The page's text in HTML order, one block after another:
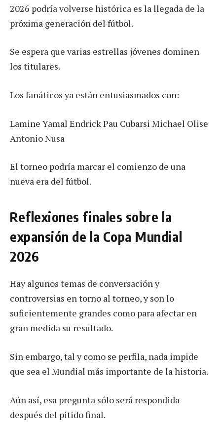
2026 podría volverse histórica es la llegada de la
próxima generación del fútbol.
Se espera que varias estrellas jóvenes dominen
los titulares.
Los fanáticos ya están entusiasmados con:
Lamine Yamal Endrick Pau Cubarsi Michael Olise
Antonio Nusa
El torneo podría marcar el comienzo de una
nueva era del fútbol.
Reflexiones finales sobre la
expansión de la Copa Mundial
2026
Hay algunos temas de conversación y
controversias en torno al torneo, y son lo
suficientemente grandes como para afectar en
gran medida su resultado.
Sin embargo, tal y como se perfila, nada impide
que sea el Mundial más importante de la historia.
Aún así, esa pregunta sólo será respondida
después del pitido final.